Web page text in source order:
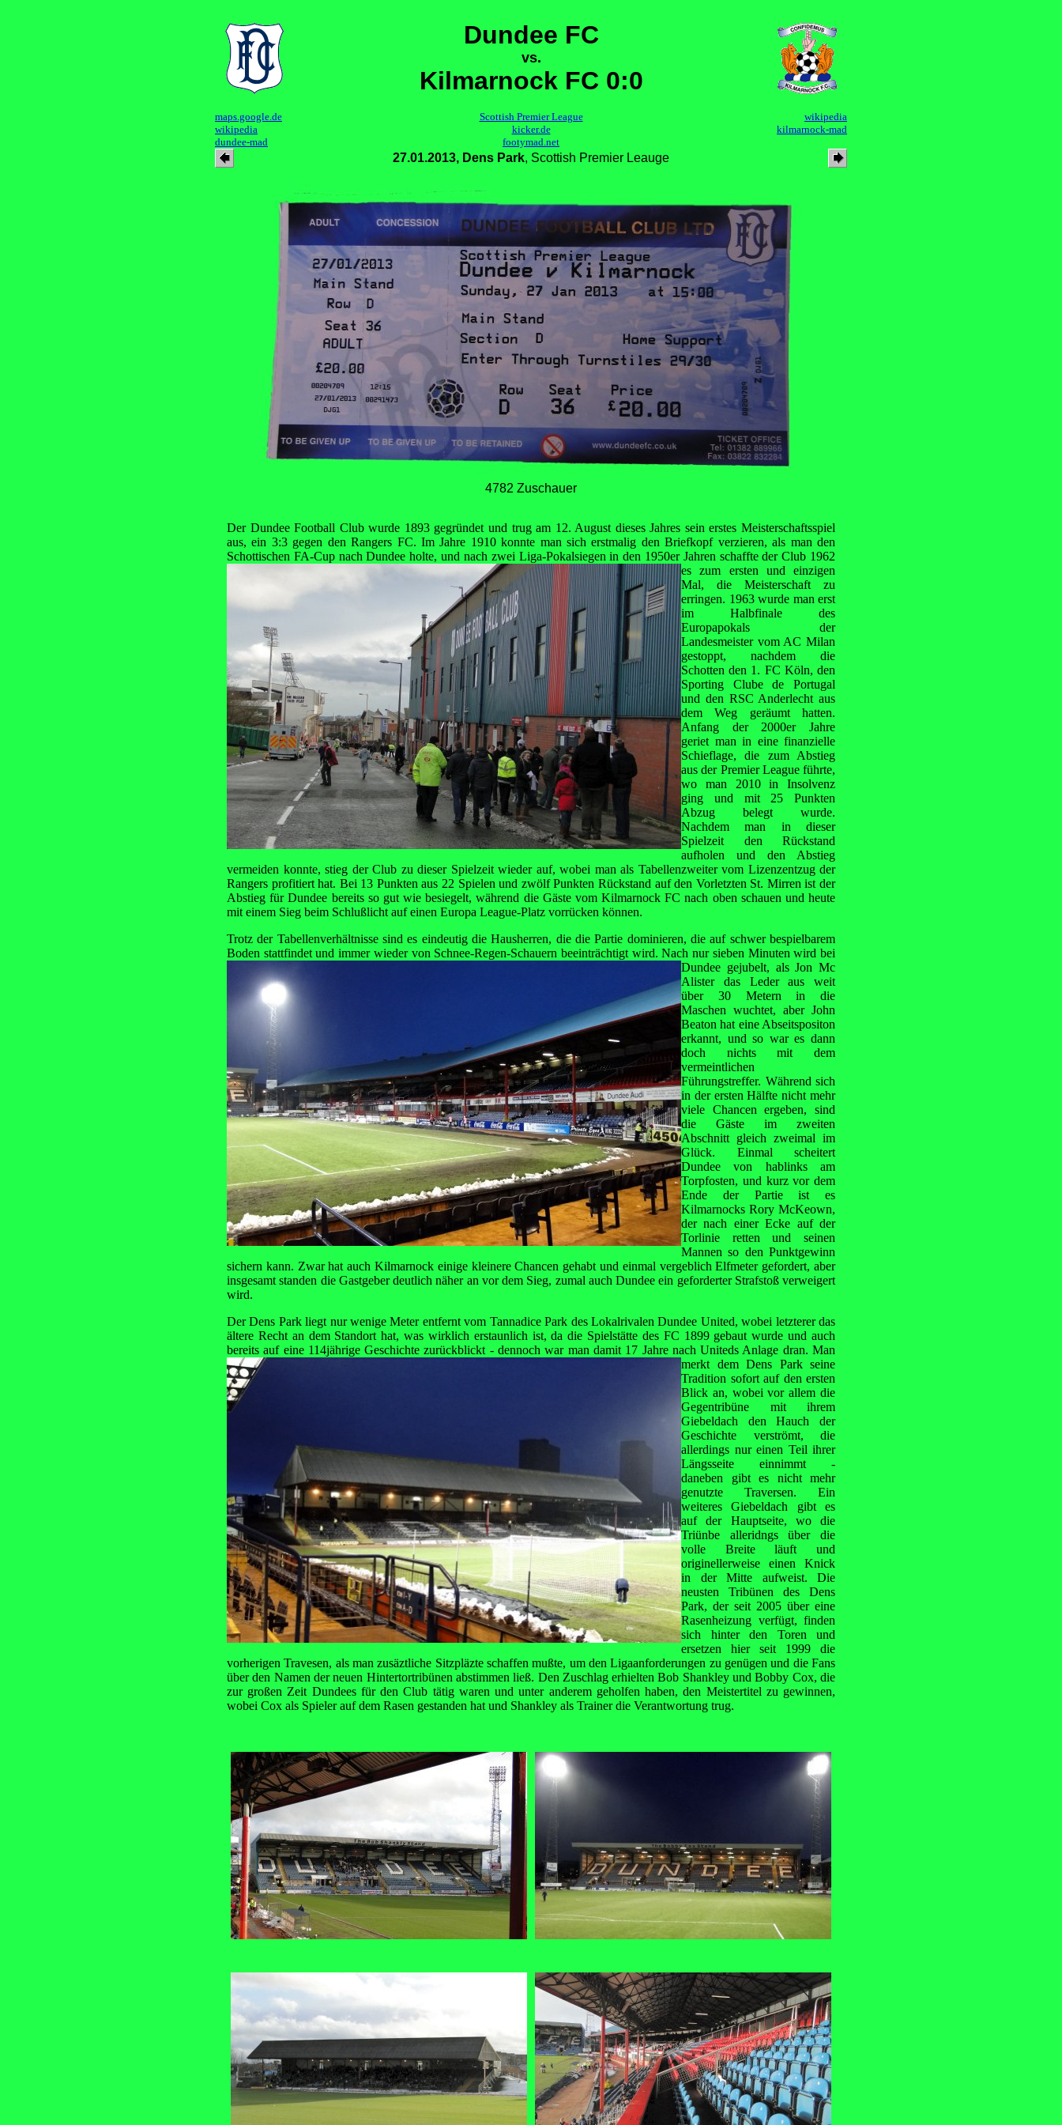
Dundee FC
vs.
Kilmarnock FC 0:0
maps.google.de
wikipedia
dundee-mad
Scottish Premier League
kicker.de
footymad.net
wikipedia
kilmarnock-mad
27.01.2013, Dens Park, Scottish Premier Leauge
4782 Zuschauer
Der Dundee Football Club wurde 1893 gegründet und trug am 12. August dieses Jahres sein erstes Meisterschaftsspiel
aus, ein 3:3 gegen den Rangers FC. Im Jahre 1910 konnte man sich erstmalig den Briefkopf verzieren, als man den
Schottischen FA-Cup nach Dundee holte, und nach zwei Liga-Pokalsiegen in den 1950er Jahren schaffte der Club 1962
es zum ersten und einzigen
Mal, die Meisterschaft zu
erringen. 1963 wurde man erst
im Halbfinale des
Europapokals der
Landesmeister vom AC Milan
gestoppt, nachdem die
Schotten den 1. FC Köln, den
Sporting Clube de Portugal
und den RSC Anderlecht aus
dem Weg geräumt hatten.
Anfang der 2000er Jahre
geriet man in eine finanzielle
Schieflage, die zum Abstieg
aus der Premier League führte,
wo man 2010 in Insolvenz
ging und mit 25 Punkten
Abzug belegt wurde.
Nachdem man in dieser
Spielzeit den Rückstand
aufholen und den Abstieg
vermeiden konnte, stieg der Club zu dieser Spielzeit wieder auf, wobei man als Tabellenzweiter vom Lizenzentzug der
Rangers profitiert hat. Bei 13 Punkten aus 22 Spielen und zwölf Punkten Rückstand auf den Vorletzten St. Mirren ist der
Abstieg für Dundee bereits so gut wie besiegelt, während die Gäste vom Kilmarnock FC nach oben schauen und heute
mit einem Sieg beim Schlußlicht auf einen Europa League-Platz vorrücken können.
Trotz der Tabellenverhältnisse sind es eindeutig die Hausherren, die die Partie dominieren, die auf schwer bespielbarem
Boden stattfindet und immer wieder von Schnee-Regen-Schauern beeinträchtigt wird.Nach nur sieben Minuten wird bei
Dundee gejubelt, als Jon Mc
Alister das Leder aus weit
über 30 Metern in die
Maschen wuchtet, aber John
Beaton hat eine Abseitspositon
erkannt, und so war es dann
doch nichts mit dem
vermeintlichen
Führungstreffer. Während sich
in der ersten Hälfte nicht mehr
viele Chancen ergeben, sind
die Gäste im zweiten
Abschnitt gleich zweimal im
Glück. Einmal scheitert
Dundee von hablinks am
Torpfosten, und kurz vor dem
Ende der Partie ist es
Kilmarnocks Rory McKeown,
der nach einer Ecke auf der
Torlinie retten und seinen
Mannen so den Punktgewinn
sichern kann. Zwar hat auch Kilmarnock einige kleinere Chancen gehabt und einmal vergeblich Elfmeter gefordert, aber
insgesamt standen die Gastgeber deutlich näher an vor dem Sieg, zumal auch Dundee ein geforderter Strafstoß verweigert
wird.
Der Dens Park liegt nur wenige Meter entfernt vom Tannadice Park des Lokalrivalen Dundee United, wobei letzterer das
ältere Recht an dem Standort hat, was wirklich erstaunlich ist, da die Spielstätte des FC 1899 gebaut wurde und auch
bereits auf eine 114jährige Geschichte zurückblickt -dennoch war man damit 17 Jahre nach Uniteds Anlage dran. Man
merkt dem Dens Park seine
Tradition sofort auf den ersten
Blick an, wobei vor allem die
Gegentribüne mit ihrem
Giebeldach den Hauch der
Geschichte verströmt, die
allerdings nur einen Teil ihrer
Längsseite einnimmt -
daneben gibt es nicht mehr
genutzte Traversen. Ein
weiteres Giebeldach gibt es
auf der Hauptseite, wo die
Triünbe alleridngs über die
volle Breite läuft und
originellerweise einen Knick
in der Mitte aufweist. Die
neusten Tribünen des Dens
Park, der seit 2005 über eine
Rasenheizung verfügt, finden
sich hinter den Toren und
ersetzen hier seit 1999 die
vorherigen Travesen, als man zusäztliche Sitzpläzte schaffen mußte, um den Ligaanforderungen zu genügen und die Fans
über den Namen der neuen Hintertortribünen abstimmen ließ. Den Zuschlag erhielten Bob Shankley und Bobby Cox, die
zur großen Zeit Dundees für den Club tätig waren und unter anderem geholfen haben, den Meistertitel zu gewinnen,
wobei Cox als Spieler auf dem Rasen gestanden hat und Shankley als Trainer die Verantwortung trug.